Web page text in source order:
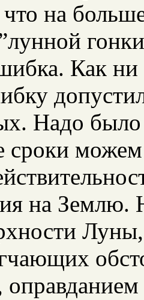
на
Как ни
Надо
сроки можем
на Землю.